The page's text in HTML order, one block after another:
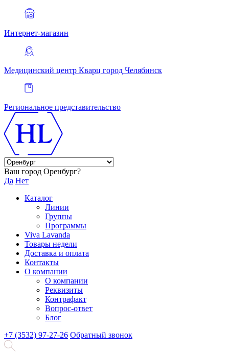
Интернет-магазин
Медицинский центр Кварц город Челябинск
Региональное представительство
Ваш город Оренбург?
Да Нет
Каталог
Линии
Группы
Программы
Viva Lavanda
Товары недели
Доставка и оплата
Контакты
О компании
О компании
Реквизиты
Контрафакт
Вопрос-ответ
Блог
+7 (3532) 97-27-26 Обратный звонок